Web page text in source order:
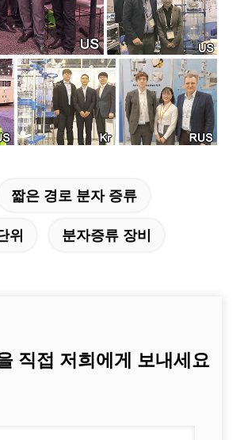
짧은 경로 분자 증류
위 분자증류 장비
직접 저희에게 보내세요